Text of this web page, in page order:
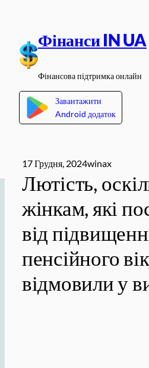
вмісту
Фінанси IN UA
Фінансова підтримка онлайн
Завантажити
Android додаток
17 Грудня, 2024winax
Лютість,
жінкам, які
від
пенсійного
відмовили у